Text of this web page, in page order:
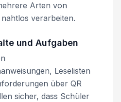
Arten von
verarbeiten.
und Aufgaben
Leselisten
über QR
sicher, dass Schüler